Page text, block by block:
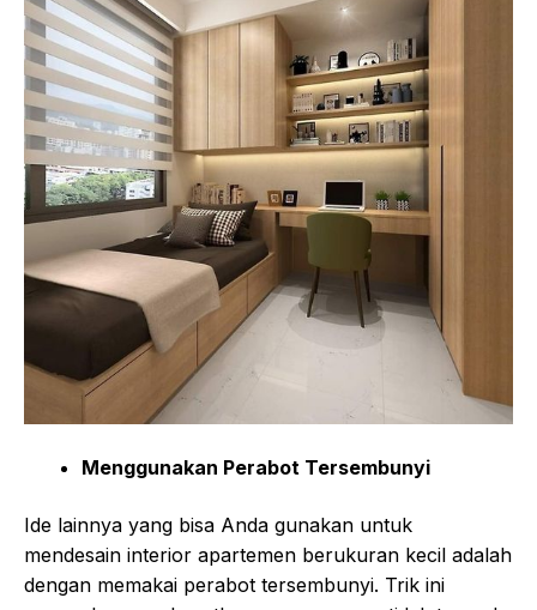
Menggunakan Perabot Tersembunyi
Ide lainnya yang bisa Anda gunakan untuk
mendesain interior apartemen berukuran kecil adalah
dengan memakai perabot tersembunyi. Trik ini